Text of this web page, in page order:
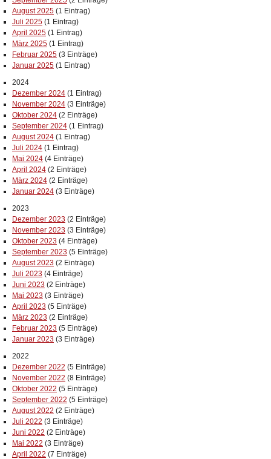
August 2025 (1 Eintrag)
Juli 2025 (1 Eintrag)
April 2025 (1 Eintrag)
März 2025 (1 Eintrag)
Februar 2025 (3 Einträge)
Januar 2025 (1 Eintrag)
2024
Dezember 2024 (1 Eintrag)
November 2024 (3 Einträge)
Oktober 2024 (2 Einträge)
September 2024 (1 Eintrag)
August 2024 (1 Eintrag)
Juli 2024 (1 Eintrag)
Mai 2024 (4 Einträge)
April 2024 (2 Einträge)
März 2024 (2 Einträge)
Januar 2024 (3 Einträge)
2023
Dezember 2023 (2 Einträge)
November 2023 (3 Einträge)
Oktober 2023 (4 Einträge)
September 2023 (5 Einträge)
August 2023 (2 Einträge)
Juli 2023 (4 Einträge)
Juni 2023 (2 Einträge)
Mai 2023 (3 Einträge)
April 2023 (5 Einträge)
März 2023 (2 Einträge)
Februar 2023 (5 Einträge)
Januar 2023 (3 Einträge)
2022
Dezember 2022 (5 Einträge)
November 2022 (8 Einträge)
Oktober 2022 (5 Einträge)
September 2022 (5 Einträge)
August 2022 (2 Einträge)
Juli 2022 (3 Einträge)
Juni 2022 (2 Einträge)
Mai 2022 (3 Einträge)
April 2022 (7 Einträge)